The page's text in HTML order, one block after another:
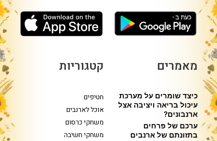
קטגוריות
חטיפים
אוכל לארנבים
משחקי כרסום
משחקי חשיבה
מאמרים
כיצד שומרים על מערכת
עיכול בריאה ויציבה אצל
ארנבונים?
ערכם של פרחים
בתזונתם של ארנבים